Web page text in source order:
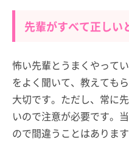
先輩がすべて正しい
怖い先輩とうまくやって
をよく聞いて、教えても
大切です。ただし、常に
いので注意が必要です。
ので間違うことはありま